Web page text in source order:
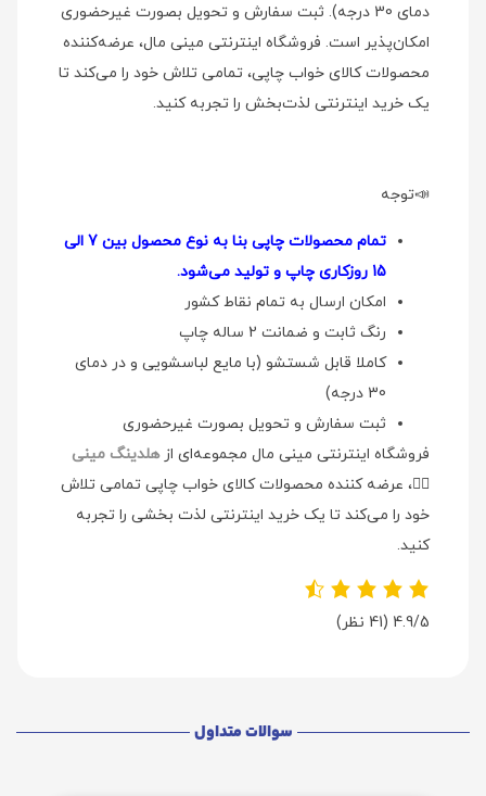
دمای 30 درجه). ثبت سفارش و تحویل بصورت غیرحضوری
امکان‌پذیر است. فروشگاه اینترنتی مینی مال، عرضه‌کننده
محصولات کالای خواب چاپی، تمامی تلاش خود را می‌کند تا
یک خرید اینترنتی لذت‌بخش را تجربه کنید.
📣توجه
تمام محصولات چاپی بنا به نوع محصول بین 7 الی
15 روزکاری چاپ و تولید می‌شود.
امکان ارسال به تمام نقاط کشور
رنگ ثابت و ضمانت 2 ساله چاپ
کاملا قابل شستشو (با مایع لباسشویی و در دمای
30 درجه)
ثبت سفارش و تحویل بصورت غیرحضوری
فروشگاه اینترنتی مینی مال مجموعه‌ای ازهلدینگ مینی
👉🏻، عرضه کننده محصولات کالای خواب چاپی تمامی تلاش
خود را می‌کند تا یک خرید اینترنتی لذت بخشی را تجربه
کنید.
4.9/5 (41 نظر)
سوالات متداول